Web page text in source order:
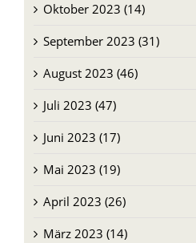
Oktober 2023 (14)
September 2023 (31)
August 2023 (46)
Juli 2023 (47)
Juni 2023 (17)
Mai 2023 (19)
April 2023 (26)
März 2023 (14)